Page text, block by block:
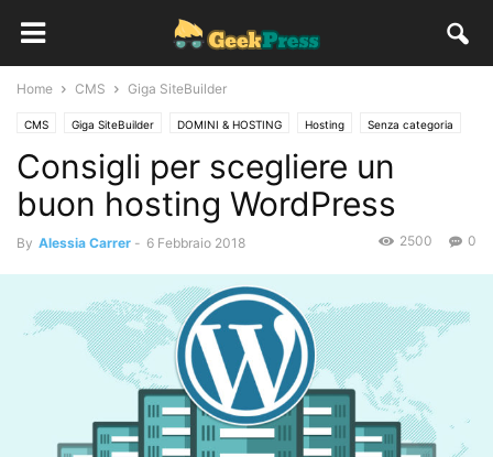
Home CMS Giga SiteBuilder
CMS Giga SiteBuilder DOMINI & HOSTING Hosting Senza categoria
WordPress
Consigli per scegliere un
buon hosting WordPress
By Alessia Carrer - 6 Febbraio 2018 0
2500